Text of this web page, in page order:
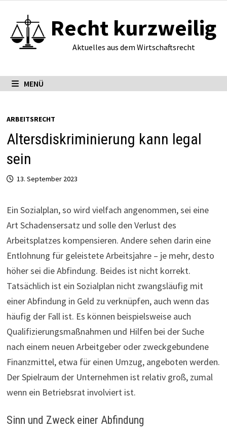
Inhalt
springen
Recht kurzweilig
Aktuelles aus dem Wirtschaftsrecht
MENÜ
ARBEITSRECHT
Altersdiskriminierung kann legal
sein
13. September 2023
Ein Sozi­al­plan, so wird vielfach angenommen, sei eine
Art Schadensersatz und solle den Verlust des
Arbeitsplatzes kompensieren. Andere sehen darin eine
Entlohnung für geleistete Arbeitsjahre – je mehr, desto
höher sei die Abfindung. Beides ist nicht korrekt.
Tatsächlich ist ein Sozialplan nicht zwangsläufig mit
einer Abfindung in Geld zu verknüpfen, auch wenn das
häufig der Fall ist. Es können beispielsweise auch
Qualifizierungsmaßnahmen und Hilfen bei der Suche
nach einem neuen Arbeitgeber oder zweckgebundene
Finanzmittel, etwa für einen Umzug, angeboten werden.
Der Spielraum der Unternehmen ist relativ groß, zumal
wenn ein Betriebsrat involviert ist.
Sinn und Zweck einer Abfindung